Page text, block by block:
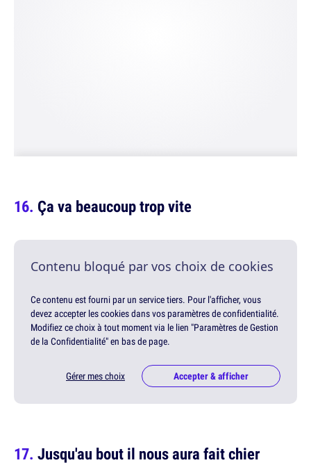
Ça va beaucoup trop vite
Contenu bloqué par vos choix de cookies
Ce contenu est fourni par un service tiers. Pour l'afficher, vous
devez accepter les cookies dans vos paramètres de confidentialité.
Modifiez ce choix à tout moment via le lien "Paramètres de Gestion
de la Confidentialité" en bas de page.
Gérer mes choix Accepter & afficher
Jusqu'au bout il nous aura fait chier